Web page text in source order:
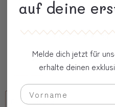
Sorgfältige
Schnelle Lieferung
Kostbare
Beschreibung
auf deine
Melde dich jetzt für
erhalte deinen